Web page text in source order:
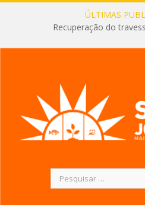
ÚLTIMAS
Recuperação do
Pesquisar
por: